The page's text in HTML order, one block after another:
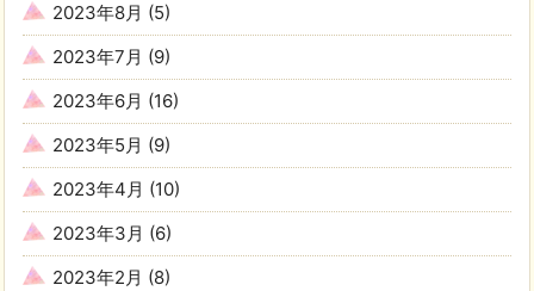
2023年8月 (5)
2023年7月 (9)
2023年6月 (16)
2023年5月 (9)
2023年4月 (10)
2023年3月 (6)
2023年2月 (8)